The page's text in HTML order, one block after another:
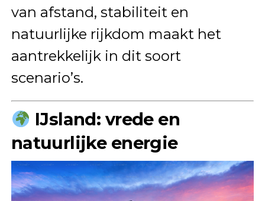
van afstand, stabiliteit en
natuurlijke rijkdom maakt het
aantrekkelijk in dit soort
scenario’s.
IJsland: vrede en
natuurlijke energie